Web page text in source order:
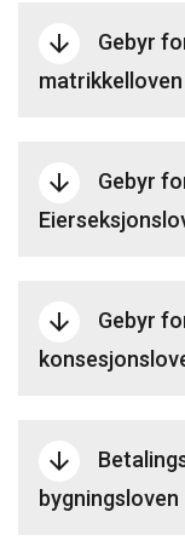
arrow_downward
Gebyr
arrow_downward
Gebyr
arrow_downward
Gebyr
arrow_downward
bygningsloven